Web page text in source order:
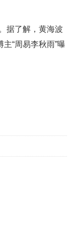
据了解，黄海波
“周易李秋雨”曝